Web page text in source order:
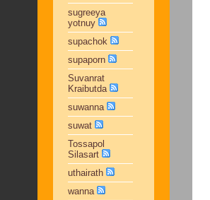
sugreeya
yotnuy
supachok
supaporn
Suvanrat
Kraibutda
suwanna
suwat
Tossapol
Silasart
uthairath
wanna